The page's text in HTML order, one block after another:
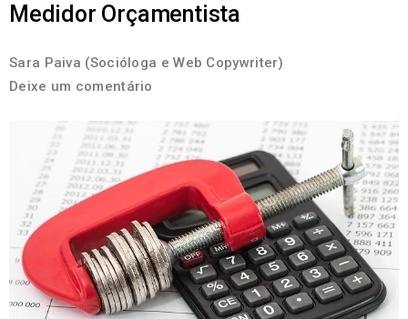
Medidor Orçamentista
Sara Paiva (Socióloga e Web Copywriter)
Deixe um comentário